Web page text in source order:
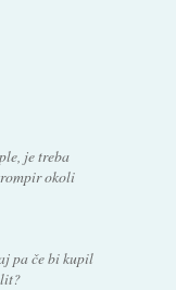
je treba
okoli
pa če bi kupil